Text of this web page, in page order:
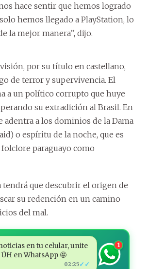
hace sentir que hemos logrado
hemos llegado a PlayStation, lo
la mejor manera’’, dijo.
por su título en castellano,
de terror y supervivencia. El
a un político corrupto que huye
su extradición al Brasil. En
adentra a los dominios de la Dama
o espíritu de la noche, que es
paraguayo como
tendrá que descubrir el origen de
su redención en un camino
del mal.
en tu celular, unite
en WhatsApp 🤩
02:25✓✓
1